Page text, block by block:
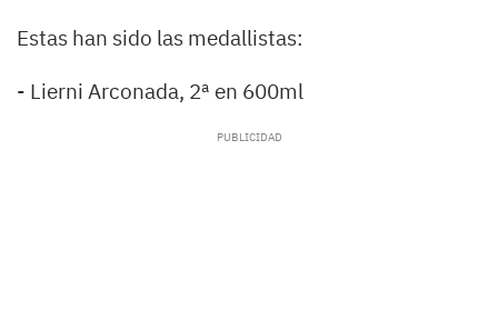
Estas han sido las medallistas:
- Lierni Arconada, 2ª en 600ml